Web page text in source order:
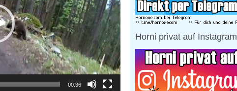
00:36
Horni privat auf Instagram